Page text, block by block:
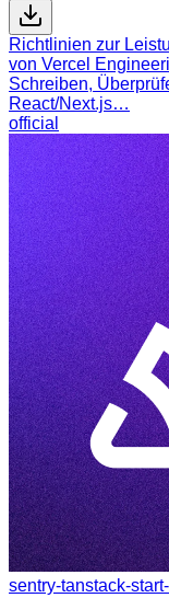
Richtlinien zur
von Vercel
Schreiben,
React/Next.js…
official
sentry-tanstack-